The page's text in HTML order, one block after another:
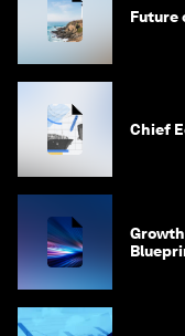
Future
Chief